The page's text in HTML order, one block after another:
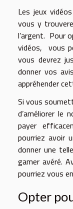
Les jeux
vous y
l’argent. Pour
vidéos, vous
vous devrez
donner vos
appréhender
Si vous
d’améliorer le
payer
pourriez avoir
donner une
gamer avéré.
pourriez vous
Opter